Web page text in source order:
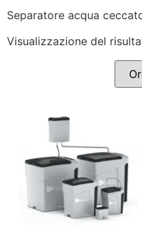
Separatore acqua
Visualizzazione del